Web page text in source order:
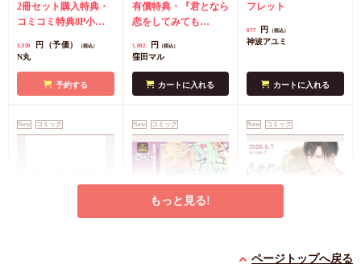
ず【有償】+柴崎さん
のケモノみち【有
約キャンペーン(抽■
2冊セット購入特典・
コミコミ特典8P小冊
2枚
有償特典・『臆病
となの公式同人誌
償特典・『柴崎さんの
アクリルカードキーホ
店舗共通特典ペ
3,559 円（予価） （税込）
N丸
予約する
学生証風カード2枚セ
ット】
有償特典・『君となら
恋をしてみても
ド2枚セット
1,892 円 （税込）
窪田マル
カートに入れる
フレット
877 円 （税込）
神波アユミ
カートに入れる
New コミック New コミック New コミック
特典・小冊子】
もっと見る!
ページトップへ戻る